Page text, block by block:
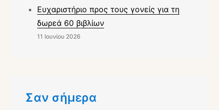
Ευχαριστήριο προς τους γονείς για τη
δωρεά 60 βιβλίων
11 Ιουνίου 2026
Σαν σήμερα